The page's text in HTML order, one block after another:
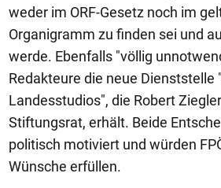
weder im ORF-Gesetz noch im
Organigramm zu finden sei und
werde. Ebenfalls "völlig
Redakteure die neue Dienststelle
Landesstudios", die Robert
Stiftungsrat, erhält. Beide
politisch motiviert und würden
Wünsche erfüllen.